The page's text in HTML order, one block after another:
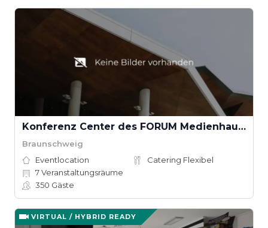
Konferenz Center des FORUM Medienhauses
Braunschweig
Eventlocation
Catering Flexibel
7Veranstaltungsräume
350 Gäste
VIRTUAL / HYBRID READY